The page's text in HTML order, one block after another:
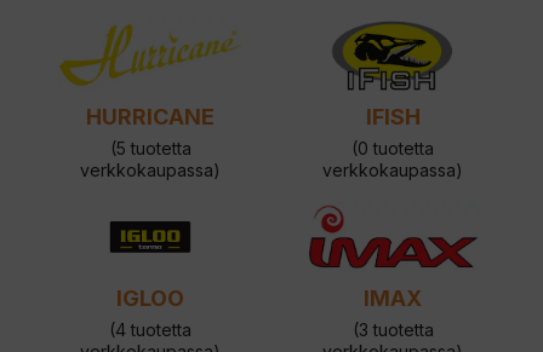
HURRICANE
(5 tuotetta
verkkokaupassa)
IFISH
(0 tuotetta
verkkokaupassa)
IGLOO
(4 tuotetta
IMAX
(3 tuotetta